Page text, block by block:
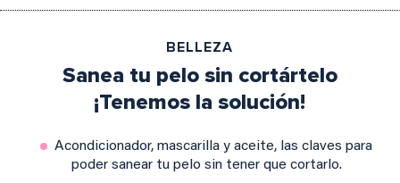
BELLEZA
Sanea tu pelo sin cortártelo
¡Tenemos la solución!
Acondicionador, mascarilla y aceite, las claves para
poder sanear tu pelo sin tener que cortarlo.